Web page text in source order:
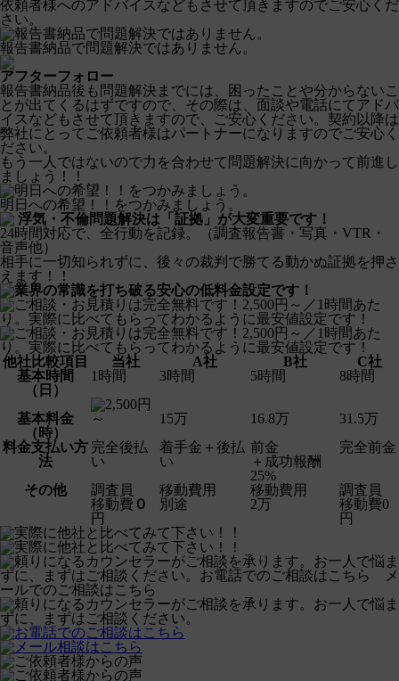
依頼者様へのアドバイスなどもさせて頂きますのでご安心くだ
さい。
報告書納品で問題解決ではありません。
アフターフォロー
報告書納品後も問題解決までには、困ったことや分からないこ
とが出てくるはずですので、その際は、面談や電話にてアドバ
イスなどもさせて頂きますので、ご安心ください。契約以降は
弊社にとってご依頼者様はパートナーになりますのでご安心く
ださい。
もう一人ではないので力を合わせて問題解決に向かって前進し
ましょう！！
明日への希望！！をつかみましょう。
浮気・不倫問題解決は「証拠」が大変重要です！
24時間対応で、全行動を記録。（調査報告書・写真・VTR・
音声他）
相手に一切知られずに、後々の裁判で勝てる動かぬ証拠を押さ
えます！！
安心の低料金設定です！
他社比較項目 当社 A社 B社
C社
基本時間
（日）
1時間 3時間 5時間 8時間
基本料金
（時）
15万 16.8万
31.5万
料金支払い方
法
完全後払
い
着手金＋後払
い
前金
＋成功報酬
25%
完全前金
その他
調査員
移動費 ０
円
移動費用
別途
移動費用
2万
調査員
移動費0
円